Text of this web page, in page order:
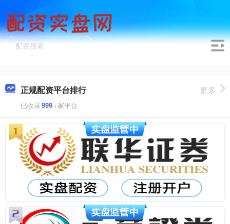
正规配资平台排行
已收录999+家平台
更多